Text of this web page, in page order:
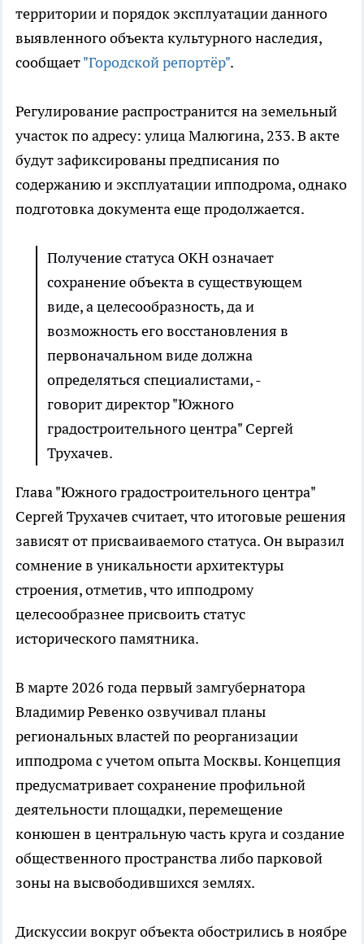
территории и порядок эксплуатации данного
выявленного объекта культурного наследия,
сообщает"Городской репортёр".
Регулирование распространится на земельный
участок по адресу: улица Малюгина, 233. В акте
будут зафиксированы предписания по
содержанию и эксплуатации ипподрома, однако
подготовка документа еще продолжается.
Получение статуса ОКН означает
сохранение объекта в существующем
виде, а целесообразность, да и
возможность его восстановления в
первоначальном виде должна
определяться специалистами, -
говорит директор "Южного
градостроительного центра" Сергей
Трухачев.
Глава "Южного градостроительного центра"
Сергей Трухачев считает, что итоговые решения
зависят от присваиваемого статуса. Он выразил
сомнение в уникальности архитектуры
строения, отметив, что ипподрому
целесообразнее присвоить статус
исторического памятника.
В марте 2026 года первый замгубернатора
Владимир Ревенко озвучивал планы
региональных властей по реорганизации
ипподрома с учетом опыта Москвы. Концепция
предусматривает сохранение профильной
деятельности площадки, перемещение
конюшен в центральную часть круга и создание
общественного пространства либо парковой
зоны на высвободившихся землях.
Дискуссии вокруг объекта обострились в ноябре